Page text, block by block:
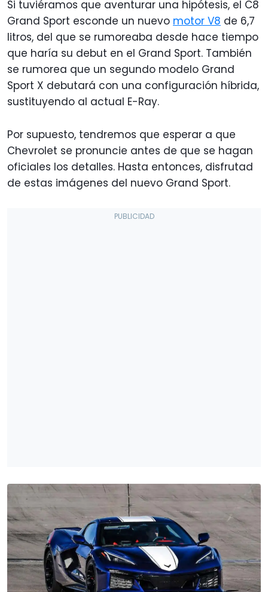
Si tuviéramos que aventurar una hipótesis, el C8
Grand Sport esconde un nuevo motor V8 de 6,7
litros, del que se rumoreaba desde hace tiempo
que haría su debut en el Grand Sport. También
se rumorea que un segundo modelo Grand
Sport X debutará con una configuración híbrida,
sustituyendo al actual E-Ray.
Por supuesto, tendremos que esperar a que
Chevrolet se pronuncie antes de que se hagan
oficiales los detalles. Hasta entonces, disfrutad
de estas imágenes del nuevo Grand Sport.